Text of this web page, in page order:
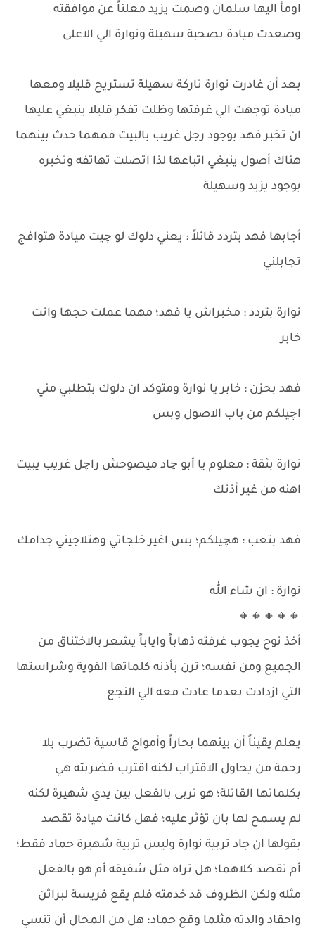
اومأ اليها سلمان وصمت يزيد معلناً عن موافقته
وصعدت ميادة بصحبة سهيلة ونوارة الي الاعلى
بعد أن غادرت نوارة تاركة سهيلة تستريح قليلا ومعها
ميادة توجهت الي غرفتها وظلت تفكر قليلا ينبغي عليها
ان تخبر فهد بوجود رجل غريب بالبيت فمهما حدث بينهما
هناك أصول ينبغي اتباعها لذا اتصلت تهاتفه وتخبره
بوجود يزيد وسهيلة
أجابها فهد بتردد قائلاً : يعني دلوك لو چيت ميادة هتوافج
تجابلني
نوارة بتردد : مخبراش يا فهد؛ مهما عملت حجها وانت
خابر
فهد بحزن : خابر يا نوارة ومتوكد ان دلوك بتطلبي مني
اچيلكم من باب الاصول وبس
نوارة بثقة : معلوم يا أبو چاد ميصوحش راچل غريب يبيت
اهنه من غير أذنك
فهد بتعب : هچيلكم؛ بس اغير خلجاتي وهتلاجيني جدامك
نوارة : ان شاء الله
🔸🔸🔸🔸🔸
أخذ نوح يجوب غرفته ذهاباً واياباً يشعر بالاختناق من
الجميع ومن نفسه؛ ترن بأذنه كلماتها القوية وشراستها
التي ازدادت بعدما عادت معه الي النجع
يعلم يقيناً أن بينهما بحاراً وأمواج قاسية تضرب بلا
رحمة من يحاول الاقتراب لكنه اقترب فضربته هي
بكلماتها القاتلة؛ هو تربى بالفعل بين يدي شهيرة لكنه
لم يسمح لها بان تؤثر عليه؛ فهل كانت ميادة تقصد
بقولها ان جاد تربية نوارة وليس تربية شهيرة حماد فقط؛
أم تقصد كلاهما؛ هل تراه مثل شقيقه أم هو بالفعل
مثله ولكن الظروف قد خدمته فلم يقع فريسة لبراثن
واحقاد والدته مثلما وقع حماد؛ هل من المحال أن تنسي